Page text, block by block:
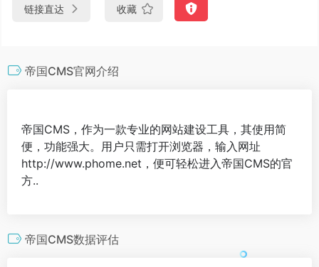
链接直达 收藏
帝国CMS官网介绍
帝国CMS，作为一款专业的网站建设工具，其使用简
便，功能强大。用户只需打开浏览器，输入网址
http://www.phome.net，便可轻松进入帝国CMS的官
方..
帝国CMS数据评估